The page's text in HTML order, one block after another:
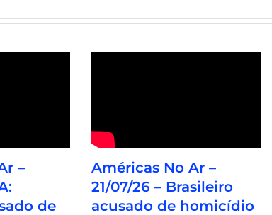
–
de
Américas No Ar –
21/07/26 – Brasileiro
acusado de homicídio